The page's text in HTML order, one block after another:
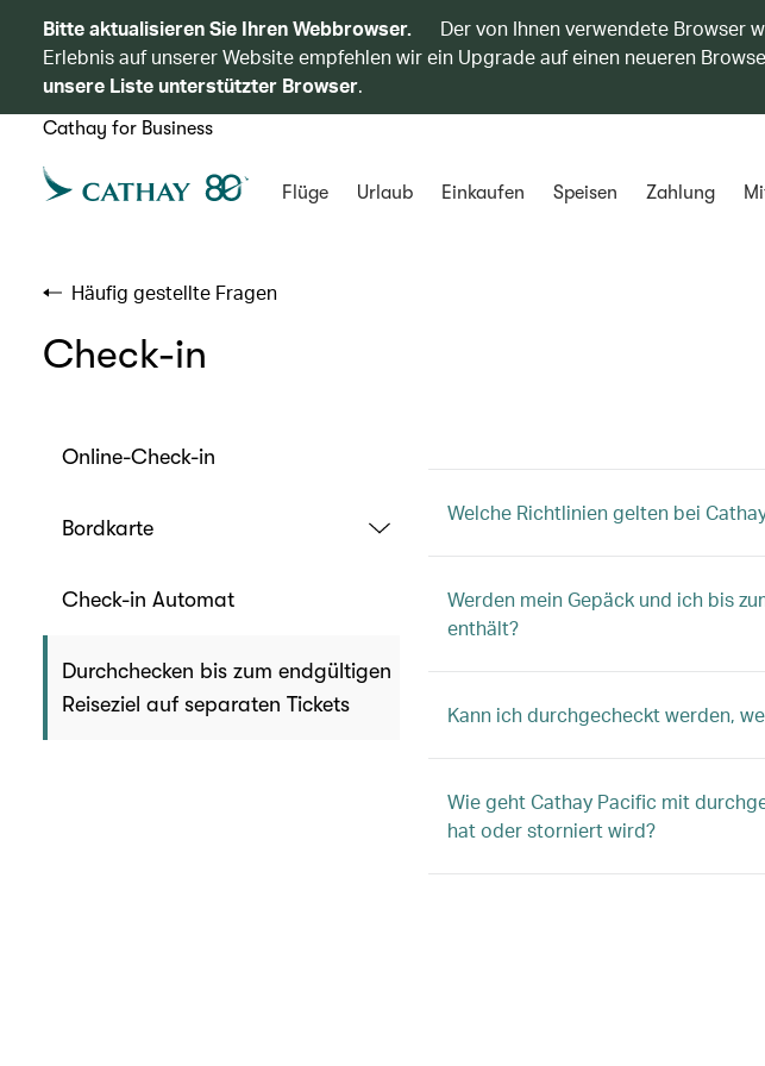
Bitte aktualisieren Sie Ihren Webbrowser.
Der von Ihnen verwendete Browser
Erlebnis auf unserer Website empfehlen wir ein Upgrade auf einen neueren
unsere Liste unterstützter Browser.
Cathay for Business
Flüge Urlaub Einkaufen Speisen Zahlung
Häufig gestellte Fragen
Check-in
Online-Check-in
Bordkarte
Check-in Automat
Durchchecken bis zum endgültigen
Reiseziel auf separaten Tickets
Welche Richtlinien gelten bei
Werden mein Gepäck und ich bis
enthält?
Kann ich durchgecheckt werden,
Wie geht Cathay Pacific mit
hat oder storniert wird?